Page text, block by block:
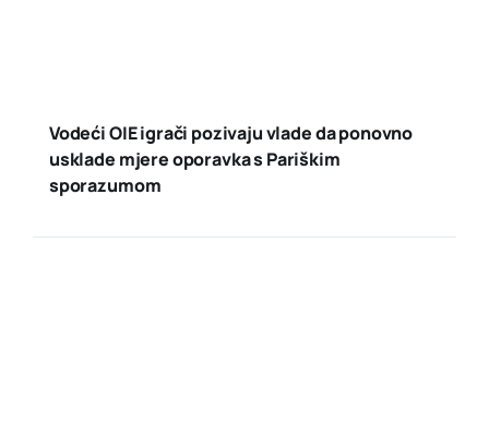
Vodeći OIE igrači pozivaju vlade da ponovno
usklade mjere oporavka s Pariškim
sporazumom